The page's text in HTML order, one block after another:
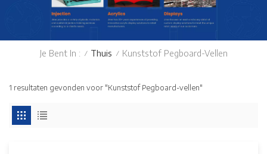
Je Bent In : / Thuis / Kunststof Pegboard-Vellen
1 resultaten gevonden voor "Kunststof Pegboard-vellen"